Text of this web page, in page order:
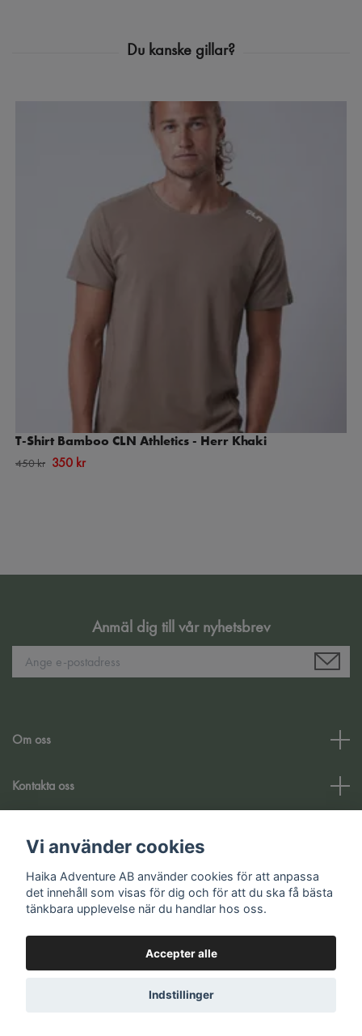
T-Shirt Bamboo CLN Athletics - Herr Khaki
450 kr 350 kr
Anmäl dig till vår nyhetsbrev
Om oss
Kontakta oss
Sociale medier
© 2026 Haika Adventure AB
Vi använder cookies
Haika Adventure AB använder cookies för att anpassa
det innehåll som visas för dig och för att du ska få bästa
tänkbara upplevelse när du handlar hos oss.
Accepter alle
Indstillinger